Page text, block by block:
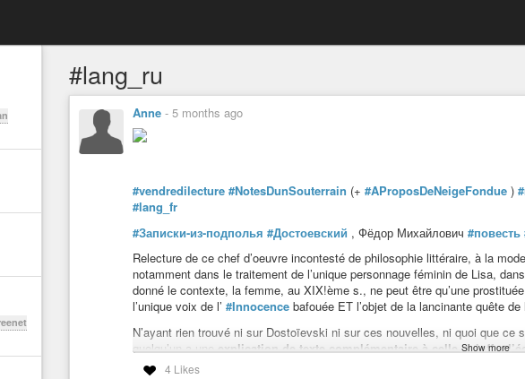
#lang_ru
Anne - 5 months ago
#vendredilecture #NotesDunSouterrain (+ #AProposDeNeigeFondue )
#lang_fr
#Записки-из-подполья #Достоевский , Фёдор Михайлович #повесть
Relecture de ce chef d’oeuvre incontesté de philosophie littéraire, à la
notamment dans le traitement de l’unique personnage féminin de Lisa,
donné le contexte, la femme, au XIX!ème s., ne peut être qu’une
l’unique voix de l’ #Innocence bafouée ET l’objet de la lancinante quête de
N’ayant rien trouvé ni sur Dostoïevski ni sur ces nouvelles, ni quoi que
quelqu’un a une explication de texte complémentaire à celle qu’offre
le#partagerici ou en mp.
Show more
4 Likes